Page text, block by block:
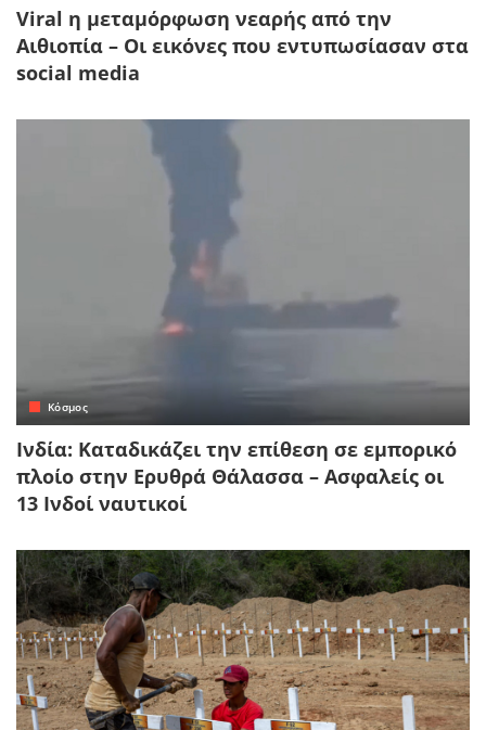
Viral η μεταμόρφωση νεαρής από την
Αιθιοπία – Οι εικόνες που εντυπωσίασαν στα
social media
Κόσμος
Ινδία: Καταδικάζει την επίθεση σε εμπορικό
πλοίο στην Ερυθρά Θάλασσα – Ασφαλείς οι
13 Ινδοί ναυτικοί